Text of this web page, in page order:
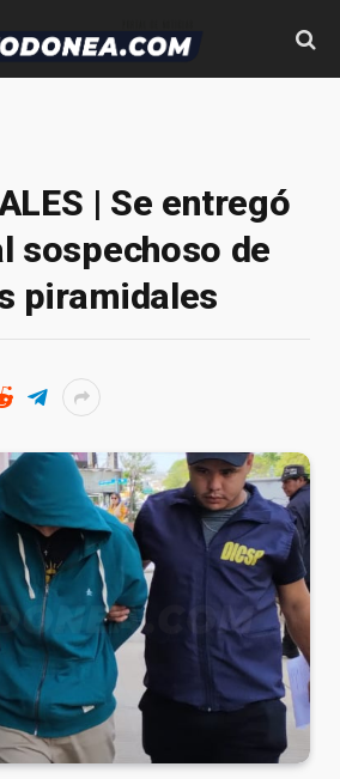
| Se entregó
sospechoso de
piramidales